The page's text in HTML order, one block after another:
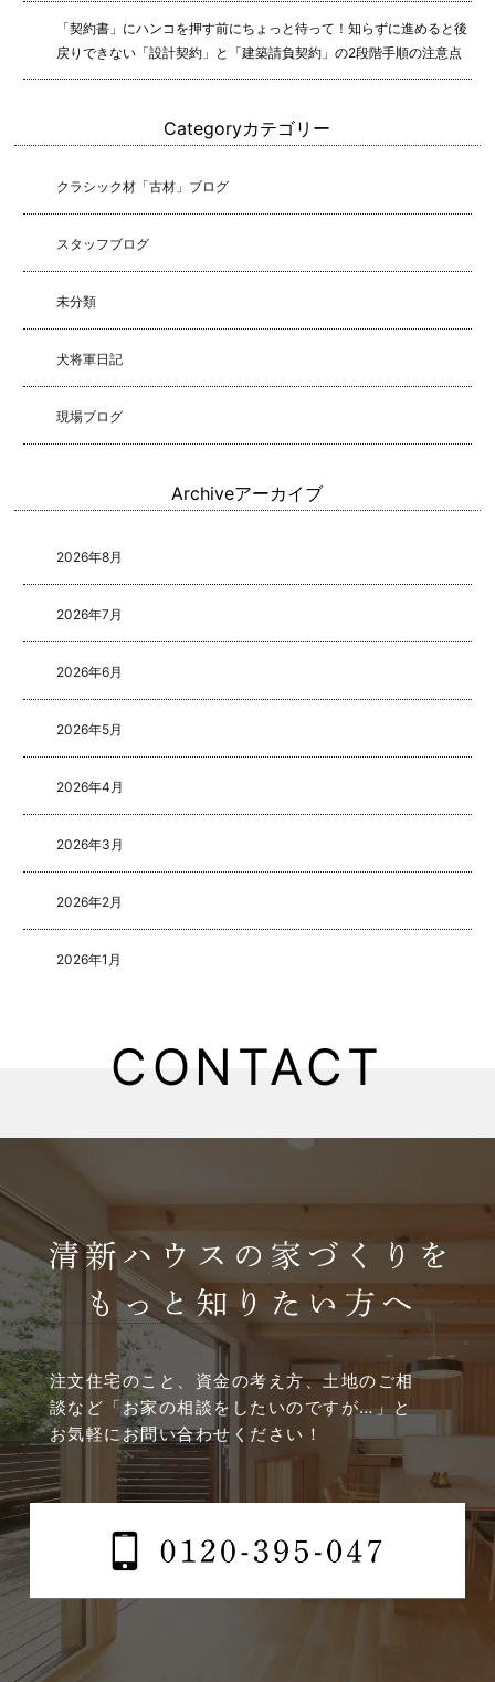
「契約書」にハンコを押す前にちょっと待って！知らずに進めると後
戻りできない「設計契約」と「建築請負契約」の2段階手順の注意点
Categoryカテゴリー
クラシック材「古材」ブログ
スタッフブログ
未分類
犬将軍日記
現場ブログ
Archiveアーカイブ
2026年8月
2026年7月
2026年6月
2026年5月
2026年4月
2026年3月
2026年2月
2026年1月
2025年5月
2025年2月
2025年1月
2024年12月
2024年11月
2024年10月
2024年9月
2024年7月
CONTACT
注文住宅のこと、資金の考え方、土地のご相
談など 「お家の相談をしたいのですが…」と
お気軽にお問い合わせください！